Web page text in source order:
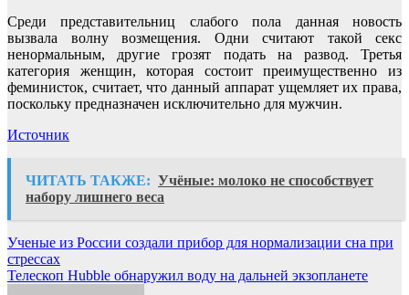
Среди представительниц слабого пола данная новость
вызвала волну возмещения. Одни считают такой секс
ненормальным, другие грозят подать на развод. Третья
категория женщин, которая состоит преимущественно из
феминисток, считает, что данный аппарат ущемляет их права,
поскольку предназначен исключительно для мужчин.
Источник
ЧИТАТЬ ТАКЖЕ: Учёные: молоко не способствует
набору лишнего веса
Навигация
по
Ученые из России создали прибор для нормализации сна при
стрессах
Телескоп Hubble обнаружил воду на дальней экзопланете